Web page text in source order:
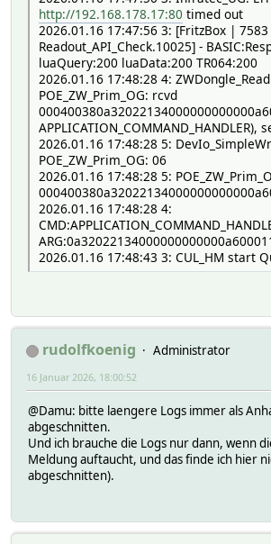
http://192.168.178.17:80 timed out
2026.01.16 17:47:56 3: [FritzBox |
Readout_API_Check.10025] -
luaQuery:200 luaData:200 TR064:200
2026.01.16 17:48:28 4: ZWDongle_Read
POE_ZW_Prim_OG: rcvd
APPLICATION_COMMAND_HANDLER),
2026.01.16 17:48:28 5:
POE_ZW_Prim_OG: 06
2026.01.16 17:48:28 5:
2026.01.16 17:48:28 4:
2026.01.16 17:48:43 3: CUL_HM start
rudolfkoenig
Administrator
16 Januar 2026, 18:00:52
@Damu: bitte laengere Logs immer als
abgeschnitten.
Und ich brauche die Logs nur dann, wenn
Meldung auftaucht, und das finde ich hier
abgeschnitten).